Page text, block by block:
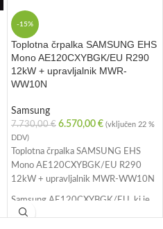
-15%
Toplotna črpalka SAMSUNG EHS
Mono AE120CXYBGK/EU R290
12kW + upravljalnik MWR-
WW10N
Samsung
7.730,00€ 6.570,00 € (vključen 22 %
DDV)
Toplotna črpalka SAMSUNG EHS
Mono AE120CXYBGK/EU R290
12kW + upravljalnik MWR-WW10N
Samsung AE120CXYBGK/EU, ki je
visokotemperaturna zračno-vodna